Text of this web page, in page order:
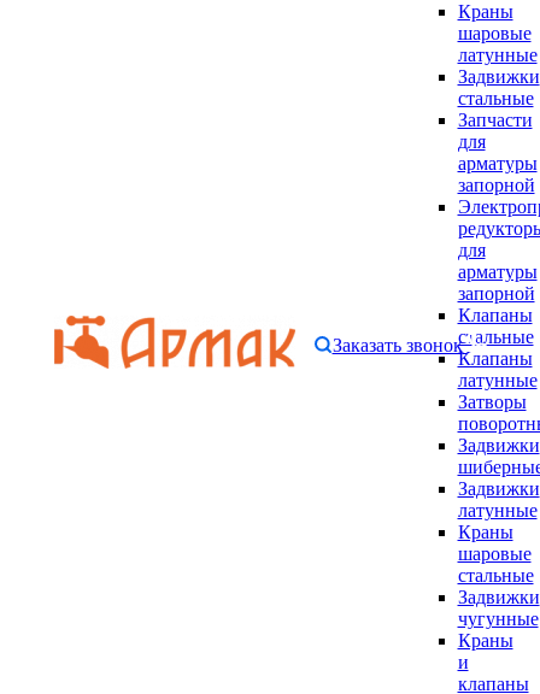
Краны
шаровые
латунные
Задвижки
стальные
Запчасти
для
арматуры
запорной
для
арматуры
запорной
Клапаны
стальные
Клапаны
латунные
Затворы
Задвижки
Задвижки
латунные
Краны
шаровые
стальные
Задвижки
чугунные
Краны
и
клапаны
Заказать звонок